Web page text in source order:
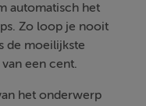
automatisch het
Zo loop je nooit
de moeilijkste
een cent.
het onderwerp